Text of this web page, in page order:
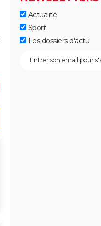
Actualité
Sport
Les dossiers d'actu